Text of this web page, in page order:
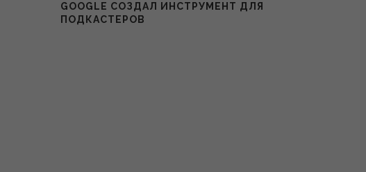
GOOGLE СОЗДАЛ ИНСТРУМЕНТ ДЛЯ
ПОДКАСТЕРОВ